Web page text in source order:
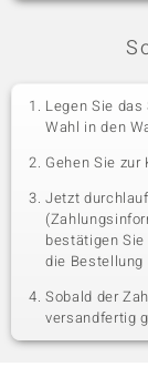
Legen Sie
Wahl in den
Gehen Sie
Jetzt
bestätigen
die Bestellung
Sobald der
versandfertig